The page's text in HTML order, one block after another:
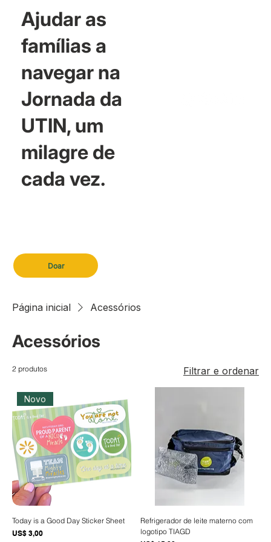
Doar
Ajudar as
famílias a
navegar na
Jornada da
UTIN, um
milagre de
cada vez.
Página inicial Acessórios
Acessórios
2 produtos Filtrar e ordenar
Novo
Today is a Good Day Sticker Sheet
Preço
US$ 3,00
Refrigerador de leite materno com
logotipo TIAGD